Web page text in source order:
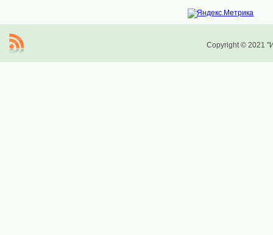
Copyright © 2021